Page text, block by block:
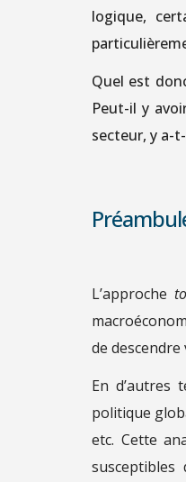
logique,
Quel est
Peut-il y
secteur, y a-
L’approche
de
En d’autres
politique
etc. Cette